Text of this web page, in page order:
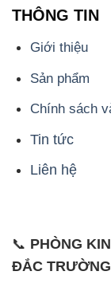
THÔNG TIN
Giới thiệu
Sản phẩm
Chính sách
Tin tức
Liên hệ
📞 PHÒNG
ĐẮC